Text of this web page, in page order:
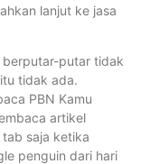
lanjut ke jasa
putar tidak
tidak ada.
PBN Kamu
artikel
saja ketika
penguin dari hari